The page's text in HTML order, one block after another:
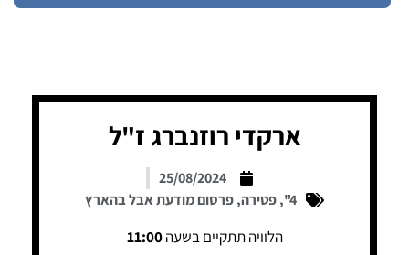
ארקדי רוזנברג ז"ל
25/08/2024
4"
,פטירה,פרסום מודעת אבל בהארץ
הלוויה תתקיים בשעה11:00